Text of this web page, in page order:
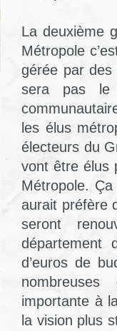
La deuxième
Métropole
gérée par
sera pas le
les élus
électeurs du
vont être élus
Métropole.
aurait préfère
seront
département
d’euros de
importante à
la vision plus